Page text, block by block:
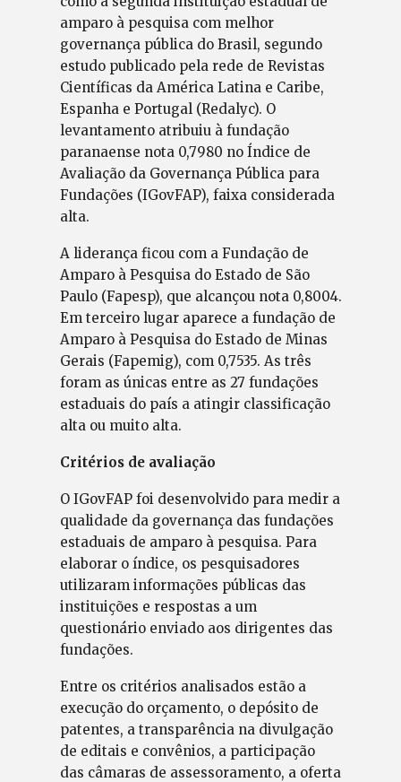
amparo à pesquisa com melhor
governança pública do Brasil, segundo
estudo publicado pela rede de Revistas
Científicas da América Latina e Caribe,
Espanha e Portugal (Redalyc). O
levantamento atribuiu à fundação
paranaense nota 0,7980 no Índice de
Avaliação da Governança Pública para
Fundações (IGovFAP), faixa considerada
alta.
A liderança ficou com a Fundação de
Amparo à Pesquisa do Estado de São
Paulo (Fapesp), que alcançou nota 0,8004.
Em terceiro lugar aparece a fundação de
Amparo à Pesquisa do Estado de Minas
Gerais (Fapemig), com 0,7535. As três
foram as únicas entre as 27 fundações
estaduais do país a atingir classificação
alta ou muito alta.
Critérios de avaliação
O IGovFAP foi desenvolvido para medir a
qualidade da governança das fundações
estaduais de amparo à pesquisa. Para
elaborar o índice, os pesquisadores
utilizaram informações públicas das
instituições e respostas a um
questionário enviado aos dirigentes das
fundações.
Entre os critérios analisados estão a
execução do orçamento, o depósito de
patentes, a transparência na divulgação
de editais e convênios, a participação
das câmaras de assessoramento, a oferta